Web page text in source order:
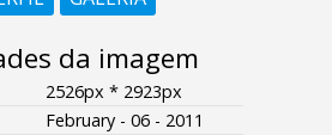
da imagem
2526px * 2923px
February - 06 - 2011